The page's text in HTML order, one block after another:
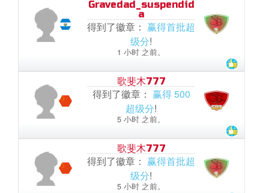
Gravedad_suspendid
a
得到了徽章： 赢得首批超
级分!
1 小时 之前。
歌斐木777
得到了徽章： 赢得 500
超级分!
5 小时 之前。
歌斐木777
得到了徽章： 赢得首批超
级分!
5 小时 之前。